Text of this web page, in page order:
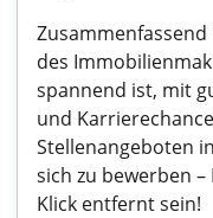
des
spannend ist, mit
und
Stellenangeboten
sich zu bewerben
Klick entfernt sein!